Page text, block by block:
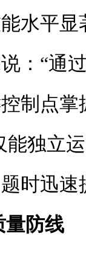
水平显
：“通
制点
独立
时迅速
量防线